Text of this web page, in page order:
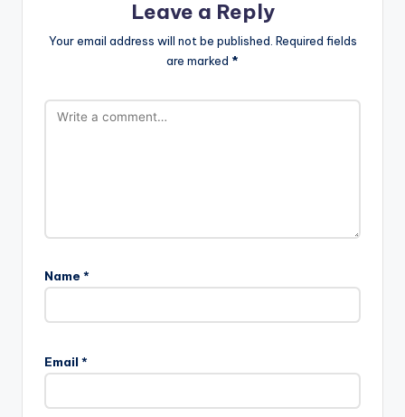
Leave a Reply
Your email address will not be published. Required fields
are marked *
Name *
Email *